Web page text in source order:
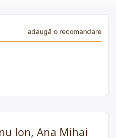
adaugă o recomandare
Ion, Ana Mihai